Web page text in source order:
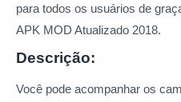
para todos os usuários de
APK MOD Atualizado 2018.
Descrição:
Você pode acompanhar os